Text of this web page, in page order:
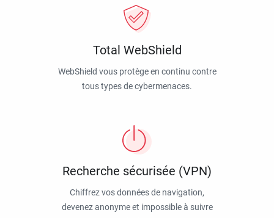
Total WebShield
WebShield vous protège en continu contre
tous types de cybermenaces.
Recherche sécurisée (VPN)
Chiffrez vos données de navigation,
devenez anonyme et impossible à suivre